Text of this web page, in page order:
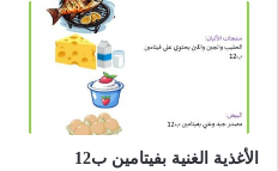
الأغذية الغنية بفيتامين ب12